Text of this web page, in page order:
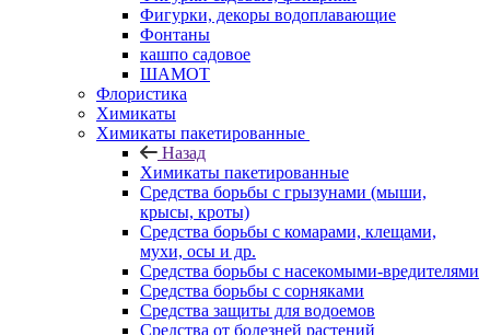
Фигурки, декоры водоплавающие
Фонтаны
кашпо садовое
ШАМОТ
Флористика
Химикаты
Химикаты пакетированные
Назад
Химикаты пакетированные
Средства борьбы с грызунами (мыши,
крысы, кроты)
Средства борьбы с комарами, клещами,
мухи, осы и др.
Средства борьбы с насекомыми-вредителями
Средства борьбы с сорняками
Средства защиты для водоемов
Средства от болезней растений